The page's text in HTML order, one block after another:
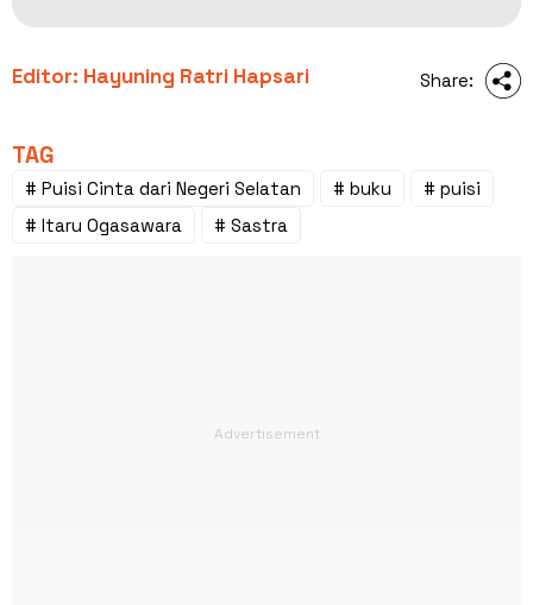
Editor: Hayuning Ratri Hapsari Share:
TAG
# Puisi Cinta dari Negeri Selatan # buku
# puisi
# Itaru Ogasawara
# Sastra